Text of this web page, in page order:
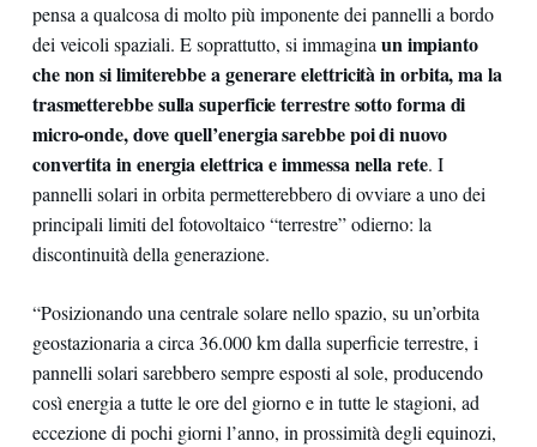
pensa a qualcosa di molto più imponente dei pannelli a bordo
dei veicoli spaziali. E soprattutto, si immaginaun impianto
che non si limiterebbe a generare elettricità in orbita, ma la
trasmetterebbe sulla superficie terrestre sotto forma di
micro-onde, dove quell’energia sarebbe poi di nuovo
convertita in energia elettrica e immessa nella rete. I
pannelli solari in orbita permetterebbero di ovviare a uno dei
principali limiti del fotovoltaico “terrestre” odierno: la
discontinuità della generazione.
“Posizionando una centrale solare nello spazio, su un’orbita
geostazionaria a circa 36.000 km dalla superficie terrestre, i
pannelli solari sarebbero sempre esposti al sole, producendo
così energia a tutte le ore del giorno e in tutte le stagioni, ad
eccezione di pochi giorni l’anno, in prossimità degli equinozi,